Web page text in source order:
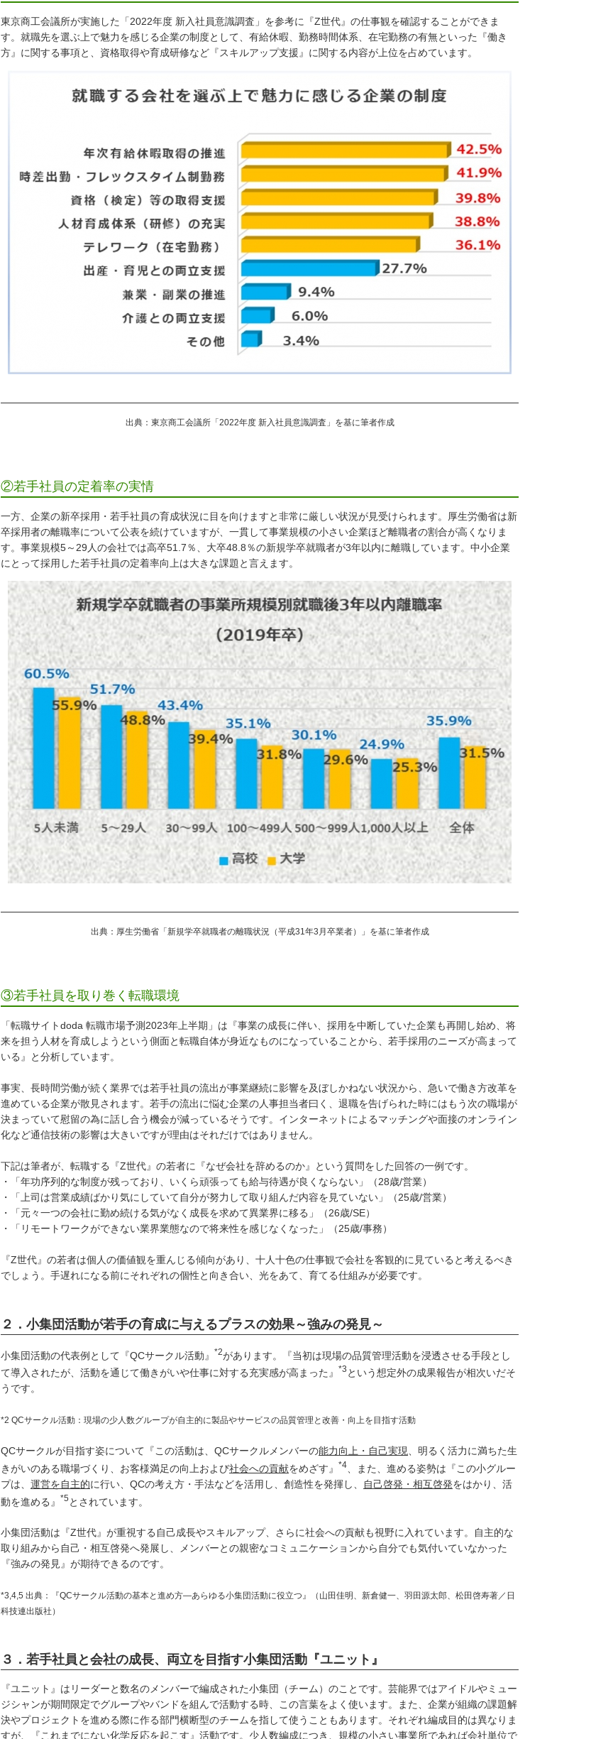
東京商工会議所が実施した「2022年度 新入社員意識調査」を参考に『Z世代』の仕事観を確認することができま
す。就職先を選ぶ上で魅力を感じる企業の制度として、有給休暇、勤務時間体系、在宅勤務の有無といった『働き
方』に関する事項と、資格取得や育成研修など『スキルアップ支援』に関する内容が上位を占めています。
出典：東京商工会議所「2022年度 新入社員意識調査」を基に筆者作成
②若手社員の定着率の実情
一方、企業の新卒採用・若手社員の育成状況に目を向けますと非常に厳しい状況が見受けられます。厚生労働省は新
卒採用者の離職率について公表を続けていますが、一貫して事業規模の小さい企業ほど離職者の割合が高くなりま
す。事業規模5～29人の会社では高卒51.7％、大卒48.8％の新規学卒就職者が3年以内に離職しています。中小企業
にとって採用した若手社員の定着率向上は大きな課題と言えます。
出典：厚生労働省「新規学卒就職者の離職状況（平成31年3月卒業者）」を基に筆者作成
③若手社員を取り巻く転職環境
「転職サイトdoda 転職市場予測2023年上半期」は『事業の成長に伴い、採用を中断していた企業も再開し始め、将
来を担う人材を育成しようという側面と転職自体が身近なものになっていることから、若手採用のニーズが高まって
いる』と分析しています。
事実、長時間労働が続く業界では若手社員の流出が事業継続に影響を及ぼしかねない状況から、急いで働き方改革を
進めている企業が散見されます。若手の流出に悩む企業の人事担当者曰く、退職を告げられた時にはもう次の職場が
決まっていて慰留の為に話し合う機会が減っているそうです。インターネットによるマッチングや面接のオンライン
化など通信技術の影響は大きいですが理由はそれだけではありません。
下記は筆者が、転職する『Z世代』の若者に『なぜ会社を辞めるのか』という質問をした回答の一例です。
・「年功序列的な制度が残っており、いくら頑張っても給与待遇が良くならない」（28歳/営業）
・「上司は営業成績ばかり気にしていて自分が努力して取り組んだ内容を見ていない」（25歳/営業）
・「元々一つの会社に勤め続ける気がなく成長を求めて異業界に移る」（26歳/SE）
・「リモートワークができない業界業態なので将来性を感じなくなった」（25歳/事務）
『Z世代』の若者は個人の価値観を重んじる傾向があり、十人十色の仕事観で会社を客観的に見ていると考えるべき
でしょう。手遅れになる前にそれぞれの個性と向き合い、光をあて、育てる仕組みが必要です。
２．小集団活動が若手の育成に与えるプラスの効果～強みの発見～
小集団活動の代表例として『QCサークル活動』 *2があります。『当初は現場の品質管理活動を浸透させる手段とし
て導入されたが、活動を通じて働きがいや仕事に対する充実感が高まった』
*3 という想定外の成果報告が相次いだそ
うです。
*2 QCサークル活動：現場の少人数グループが自主的に製品やサービスの品質管理と改善・向上を目指す活動
QCサークルが目指す姿について『この活動は、QCサークルメンバーの能力向上・自己実現
、明るく活力に満ちた生
きがいのある職場づくり、お客様満足の向上および社会への貢献をめざす』 *4
、また、進める姿勢は『この小グルー
プは、 運営を自主的に行い、QCの考え方・手法などを活用し、創造性を発揮し、 自己啓発・相互啓発をはかり、活
動を進める』
*5 とされています。
小集団活動は『Z世代』が重視する自己成長やスキルアップ、さらに社会への貢献も視野に入れています。自主的な
取り組みから自己・相互啓発へ発展し、メンバーとの親密なコミュニケーションから自分でも気付いていなかった
『強みの発見』が期待できるのです。
*3,4,5 出典：『QCサークル活動の基本と進め方―あらゆる小集団活動に役立つ』（山田佳明、新倉健一、羽田源太郎、松田啓寿著／日
科技連出版社）
３．若手社員と会社の成長、両立を目指す小集団活動『ユニット』
『ユニット』はリーダーと数名のメンバーで編成された小集団（チーム）のことです。芸能界ではアイドルやミュー
ジシャンが期間限定でグループやバンドを組んで活動する時、この言葉をよく使います。また、企業が組織の課題解
決やプロジェクトを進める際に作る部門横断型のチームを指して使うこともあります。それぞれ編成目的は異なりま
すが、『これまでにない化学反応を起こす』活動です。少人数編成につき、規模の小さい事業所であれば会社単位で